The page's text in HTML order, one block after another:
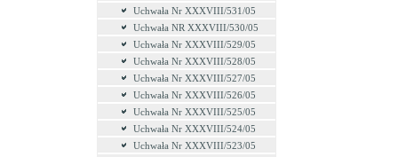
Uchwała Nr XXXVIII/531/05
Uchwała NR XXXVIII/530/05
Uchwała Nr XXXVIII/529/05
Uchwała Nr XXXVIII/528/05
Uchwała Nr XXXVIII/527/05
Uchwała Nr XXXVIII/526/05
Uchwała Nr XXXVIII/525/05
Uchwała Nr XXXVIII/524/05
Uchwała Nr XXXVIII/523/05